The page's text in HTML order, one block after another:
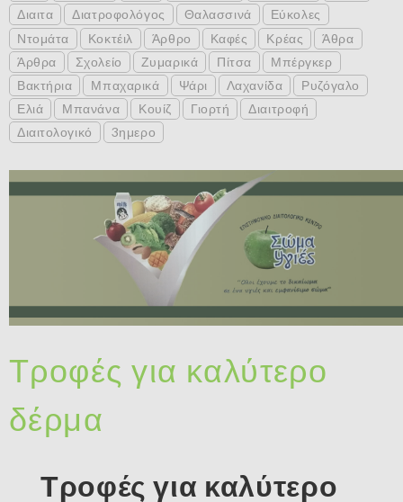
Διαιτα
Διατροφολόγος Θαλασσινά
Εύκολες
Ντομάτα
Κοκτέιλ Άρθρο Καφές Κρέας
Άθρα
Άρθρα
Σχολείο Ζυμαρικά Πίτσα
Μπέργκερ
Βακτήρια
Μπαχαρικά Ψάρι Λαχανίδα
Ρυζόγαλο
Ελιά
Μπανάνα Κουίζ Γιορτή
Διαιτροφή
Διαιτολογικό
3ημερο
Τροφές για καλύτερο
δέρμα
Τροφές για καλύτερο